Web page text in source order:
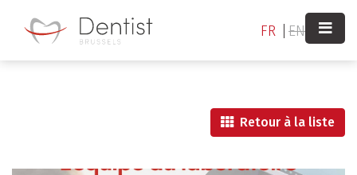
contenu
FR EN
Retour à la liste